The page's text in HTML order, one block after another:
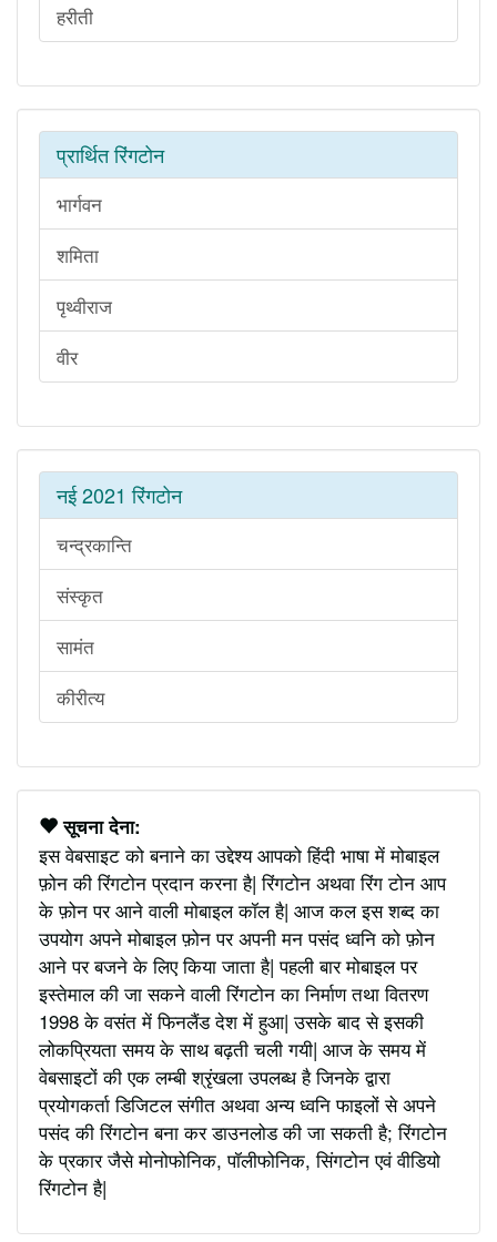
हरीती
प्रार्थित रिंगटोन
भार्गवन
शमिता
पृथ्वीराज
वीर
नई 2021 रिंगटोन
चन्द्रकान्ति
संस्कृत
सामंत
कीरीत्य
सूचना देना:
इस वेबसाइट को बनाने का उद्देश्य आपको हिंदी भाषा में मोबाइल
फ़ोन की रिंगटोन प्रदान करना है| रिंगटोन अथवा रिंग टोन आप
के फ़ोन पर आने वाली मोबाइल कॉल है| आज कल इस शब्द का
उपयोग अपने मोबाइल फ़ोन पर अपनी मन पसंद ध्वनि को फ़ोन
आने पर बजने के लिए किया जाता है| पहली बार मोबाइल पर
इस्तेमाल की जा सकने वाली रिंगटोन का निर्माण तथा वितरण
1998 के वसंत में फिनलैंड देश में हुआ| उसके बाद से इसकी
लोकप्रियता समय के साथ बढ़ती चली गयी| आज के समय में
वेबसाइटों की एक लम्बी श्रृंखला उपलब्ध है जिनके द्वारा
प्रयोगकर्ता डिजिटल संगीत अथवा अन्य ध्वनि फाइलों से अपने
पसंद की रिंगटोन बना कर डाउनलोड की जा सकती है; रिंगटोन
के प्रकार जैसे मोनोफोनिक, पॉलीफोनिक, सिंगटोन एवं वीडियो
रिंगटोन है|